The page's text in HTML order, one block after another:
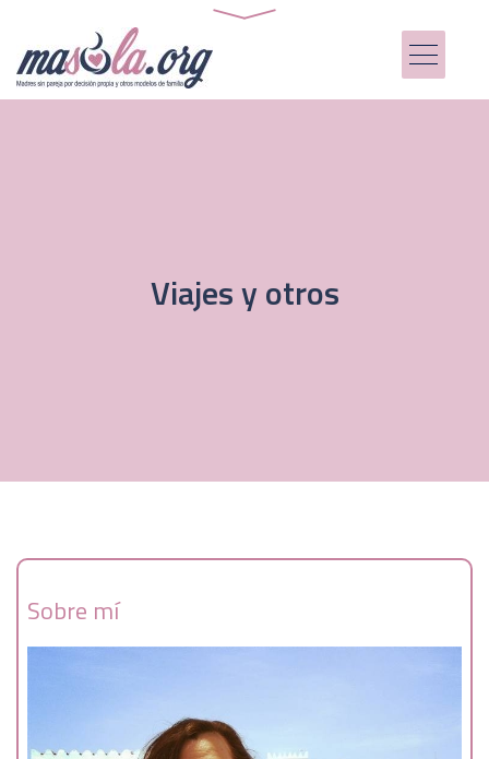
Viajes y otros
Sobre mí